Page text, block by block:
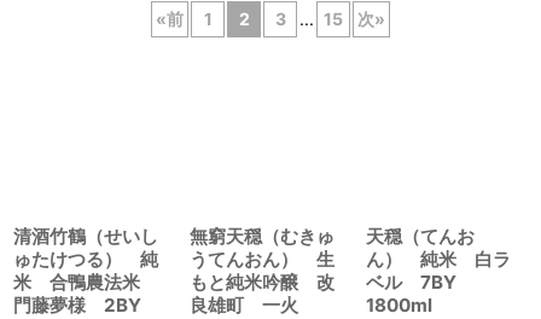
«前 1 2 3 ... 15 次»
清酒竹鶴（せいし
ゅたけつる） 純
米 合鴨農法米
門藤夢様 2BY
無窮天穏（むきゅ
うてんおん） 生
もと純米吟醸 改
良雄町 一火
天穏（てんお
ん） 純米 白ラ
ベル 7BY
1800ml